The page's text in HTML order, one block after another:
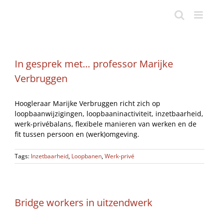
In gesprek met… professor Marijke
Verbruggen
Hoogleraar Marijke Verbruggen richt zich op
loopbaanwijzigingen, loopbaaninactiviteit, inzetbaarheid,
werk-privébalans, flexibele manieren van werken en de
fit tussen persoon en (werk)omgeving.
Tags: Inzetbaarheid, Loopbanen,Werk-privé
Bridge workers in uitzendwerk